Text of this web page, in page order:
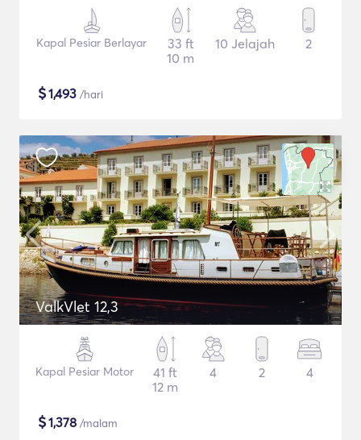
Kapal Pesiar Berlayar
33 ft
10 m
10 Jelajah 2
$1,493 /hari
ValkVlet 12,3
Kapal Pesiar Motor
41 ft
12 m
4 2 4
$1,378 /malam